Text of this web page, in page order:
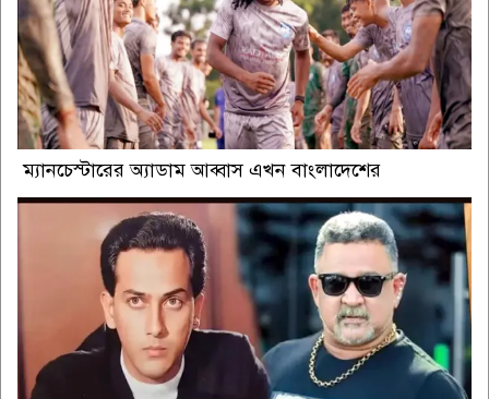
ম্যানচেস্টারের অ্যাডাম আব্বাস এখন বাংলাদেশের